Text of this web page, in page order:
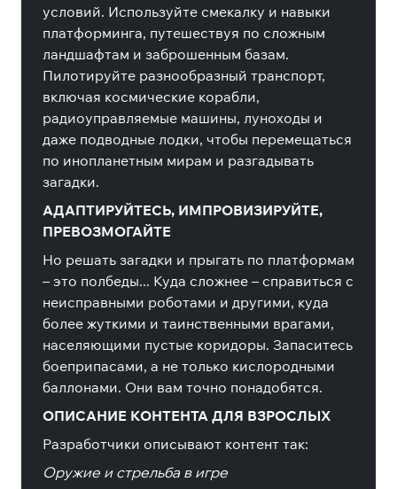
условий. Используйте смекалку и навыки
платформинга, путешествуя по сложным
ландшафтам и заброшенным базам.
Пилотируйте разнообразный транспорт,
включая космические корабли,
радиоуправляемые машины, луноходы и
даже подводные лодки, чтобы перемещаться
по инопланетным мирам и разгадывать
загадки.
АДАПТИРУЙТЕСЬ, ИМПРОВИЗИРУЙТЕ,
ПРЕВОЗМОГАЙТЕ
Но решать загадки и прыгать по платформам
– это полбеды... Куда сложнее – справиться с
неисправными роботами и другими, куда
более жуткими и таинственными врагами,
населяющими пустые коридоры. Запаситесь
боеприпасами, а не только кислородными
баллонами. Они вам точно понадобятся.
ОПИСАНИЕ КОНТЕНТА ДЛЯ ВЗРОСЛЫХ
Разработчики описывают контент так:
Оружие и стрельба в игре